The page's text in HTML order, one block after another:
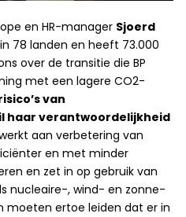
en HR-manager Sjoerd
78 landen en heeft 73.000
over de transitie die BP
met een lagere CO2-
van
haar verantwoordelijkheid
aan verbetering van
en met minder
en zet in op gebruik van
nucleaire-, wind- en zonne-
moeten ertoe leiden dat er in